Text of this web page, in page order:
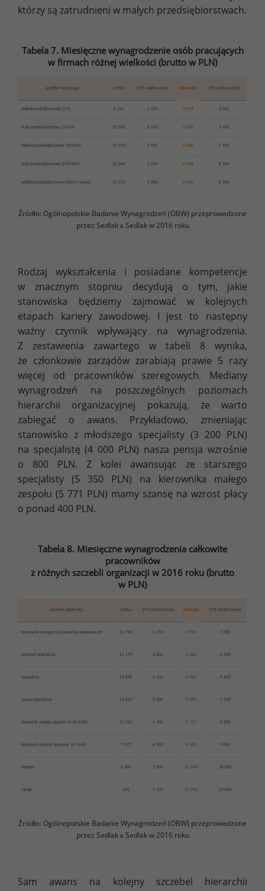
którzy są zatrudnieni w małych przedsiębiorstwach.
Tabela 7. Miesięczne wynagrodzenie osób pracujących
w firmach różnej wielkości (brutto w PLN)
szczebel organizacji próba 25% zarabia mniej mediana 25% zarabia więcej
mikroprzedsiębiorstwo (1-9) 9 221 2 200 2 915 4 067
małe przedsiębiorstwo (10-49) 20 783 2 530 3 500 5 000
średnie przedsiębiorstwo (50-249) 30 755 2 895 4 000 5 900
duże przedsiębiorstwo (250-999) 22 040 3 050 4 236 6 500
wielkie przedsiębiorstwo (1000 i więcej) 32 135 3 000 4 300 6 500
Źródło: Ogólnopolskie Badanie Wynagrodzeń (OBW) przeprowadzone
przez Sedlak &Sedlak w 2016 roku
Rodzaj wykształcenia i posiadane kompetencje
w znacznym stopniu decydują o tym, jakie
stanowiska będziemy zajmować w kolejnych
etapach kariery zawodowej. I jest to następny
ważny czynnik wpływający na wynagrodzenia.
Z zestawienia zawartego w tabeli 8 wynika,
że członkowie zarządów zarabiają prawie 5 razy
więcej od pracowników szeregowych. Mediany
wynagrodzeń na poszczególnych poziomach
hierarchii organizacyjnej pokazują, że warto
zabiegać o awans. Przykładowo, zmieniając
stanowisko z młodszego specjalisty (3 200 PLN)
na specjalistę (4 000 PLN) nasza pensja wzrośnie
o 800 PLN. Z kolei awansując ze starszego
specjalisty (5 350 PLN) na kierownika małego
zespołu (5 771 PLN) mamy szansę na wzrost płacy
o ponad 400 PLN.
Tabela 8. Miesięczne wynagrodzenia całkowite
pracowników
z różnych szczebli organizacji w 2016 roku (brutto
w PLN)
szczebel organizacji próba 25% zarabia mniej mediana 25% zarabia więcej
pracownik szeregowy (stanowiska wykonawcze) 32 706 2 150 2 650 3 386
młodszy specjalista 12 179 2 600 3 200 4 000
specjalista 28 888 3 100 4 000 5 400
starszy specjalista 14 622 3 900 5 350 7 700
kierownik małego zespołu (2-10 osób) 13 707 4 100 5 771 8 286
kierownik zespołu (powyżej 10 osób) 7 977 4 500 6 000 9 000
dyrektor 4 388 7 506 12 000 18 000
zarząd 696 7 200 12 700 23 000
Źródło: Ogólnopolskie Badanie Wynagrodzeń (OBW) przeprowadzone
przez Sedlak &Sedlak w 2016 roku
Sam awans na kolejny szczebel hierarchii